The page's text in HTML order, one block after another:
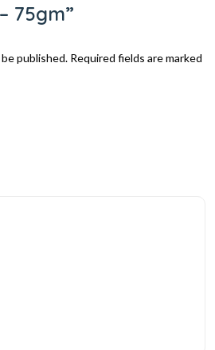
75gm”
published. Required fields are marked